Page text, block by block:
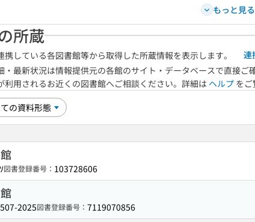
もっと見
所蔵
している各図書館等から取得した所蔵情報を表示します。
連
・最新状況は情報提供元の各館のサイト・データベースで直接
利用されるお近くの図書館へご相談ください。詳細は ヘルプ をご
図書登録番号： 103728606
2025図書登録番号： 7119070856